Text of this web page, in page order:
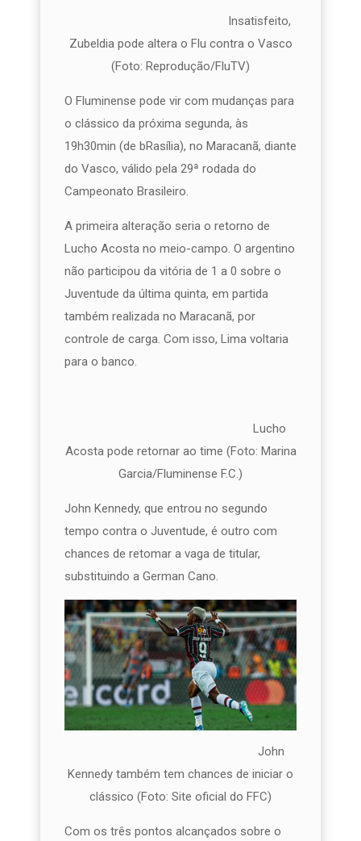
Insatisfeito,
Zubeldia pode altera o Flu contra o Vasco
(Foto: Reprodução/FluTV)
O Fluminense pode vir com mudanças para
o clássico da próxima segunda, às
19h30min (de bRasília), no Maracanã, diante
do Vasco, válido pela 29ª rodada do
Campeonato Brasileiro.
A primeira alteração seria o retorno de
Lucho Acosta no meio-campo. O argentino
não participou da vitória de 1 a 0 sobre o
Juventude da última quinta, em partida
também realizada no Maracanã, por
controle de carga. Com isso, Lima voltaria
para o banco.
Lucho
Acosta pode retornar ao time (Foto: Marina
Garcia/Fluminense F.C.)
John Kennedy, que entrou no segundo
tempo contra o Juventude, é outro com
chances de retomar a vaga de titular,
substituindo a German Cano.
John
Kennedy também tem chances de iniciar o
clássico (Foto: Site oficial do FFC)
Com os três pontos alcançados sobre o